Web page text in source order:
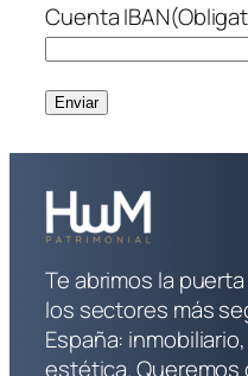
Cuenta IBAN
Te abrimos la
los sectores más
España:
estética. Queremos